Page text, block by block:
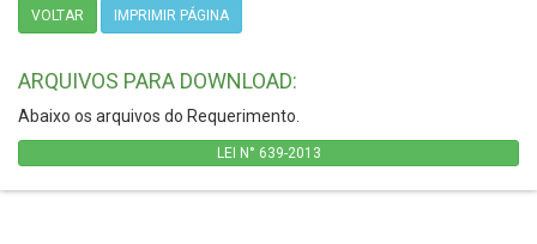
VOLTAR IMPRIMIR PÁGINA
ARQUIVOS PARA DOWNLOAD:
Abaixo os arquivos do Requerimento.
LEI N° 639-2013